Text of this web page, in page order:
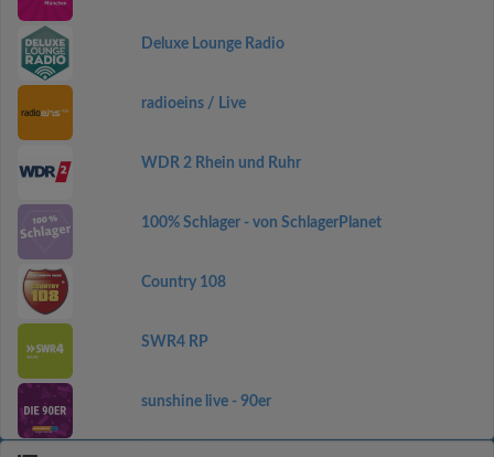
Deluxe Lounge Radio
radioeins / Live
WDR 2 Rhein und Ruhr
100% Schlager - von SchlagerPlanet
Country 108
SWR4 RP
sunshine live - 90er